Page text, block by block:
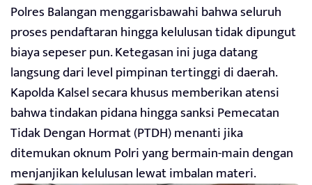
Polres Balangan menggarisbawahi bahwa seluruh
proses pendaftaran hingga kelulusan tidak dipungut
biaya sepeser pun. Ketegasan ini juga datang
langsung dari level pimpinan tertinggi di daerah.
Kapolda Kalsel secara khusus memberikan atensi
bahwa tindakan pidana hingga sanksi Pemecatan
Tidak Dengan Hormat (PTDH) menanti jika
ditemukan oknum Polri yang bermain-main dengan
menjanjikan kelulusan lewat imbalan materi.